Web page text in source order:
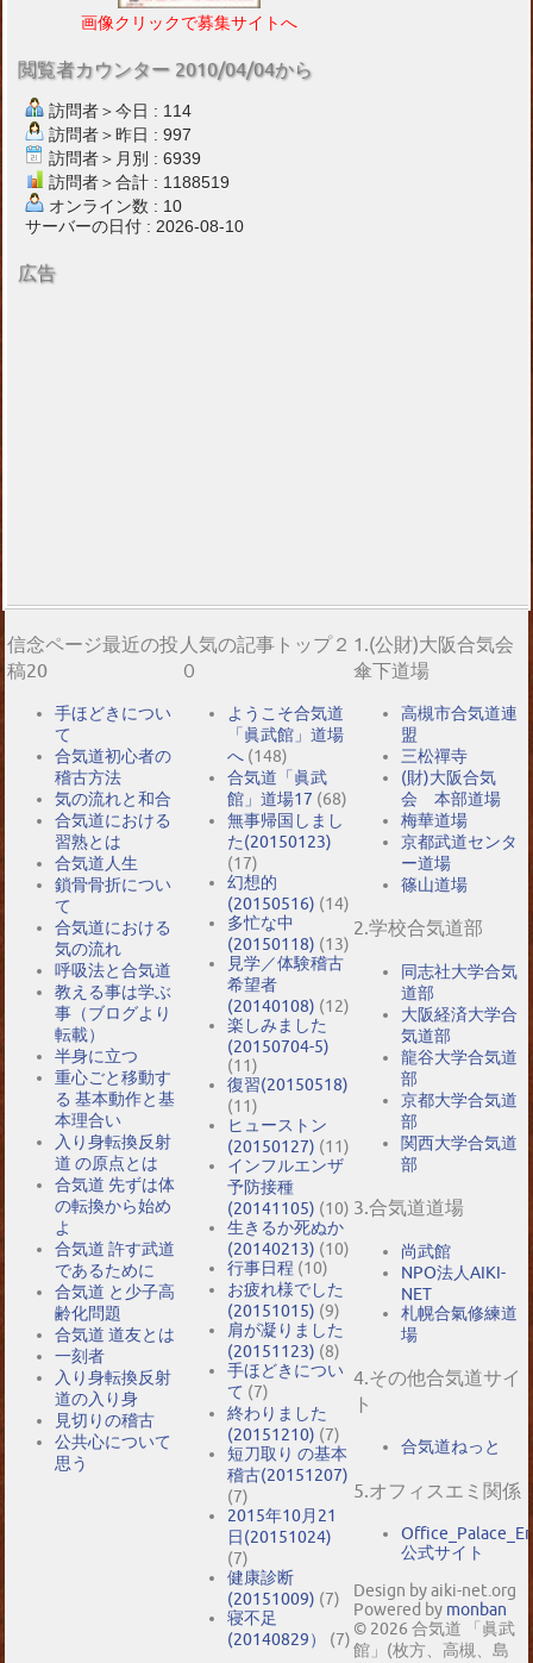
画像クリックで募集サイトへ
閲覧者カウンター 2010/04/04から
訪問者＞今日 : 114
訪問者＞昨日 : 997
訪問者＞月別 : 6939
訪問者＞合計 : 1188519
オンライン数 : 10
サーバーの日付 : 2026-08-10
広告
信念ページ最近の投
稿20
手ほどきについ
て
合気道初心者の
稽古方法
気の流れと和合
合気道における
習熟とは
合気道人生
鎖骨骨折につい
て
合気道における
気の流れ
呼吸法と合気道
教える事は学ぶ
事（ブログより
転載）
半身に立つ
重心ごと移動す
る 基本動作と基
本理合い
入り身転換反射
道 の原点とは
合気道 先ずは体
の転換から始め
よ
合気道 許す武道
であるために
合気道 と少子高
齢化問題
合気道 道友とは
一刻者
入り身転換反射
道の入り身
見切りの稽古
公共心について
思う
人気の記事トップ２
０
ようこそ合気道
「眞武館」道場
へ (148)
合気道「眞武
館」道場17 (68)
無事帰国しまし
た(20150123)
(17)
幻想的
(20150516) (14)
多忙な中
(20150118) (13)
見学／体験稽古
希望者
(20140108) (12)
楽しみました
(20150704-5)
(11)
復習(20150518)
(11)
ヒューストン
(20150127) (11)
インフルエンザ
予防接種
(20141105) (10)
生きるか死ぬか
(20140213) (10)
行事日程 (10)
お疲れ様でした
(20151015) (9)
肩が凝りました
(20151123) (8)
手ほどきについ
て (7)
終わりました
(20151210) (7)
短刀取り の基本
稽古(20151207)
(7)
2015年10月21
日(20151024)
(7)
健康診断
(20151009) (7)
寝不足
(20140829）
(7)
1.(公財)大阪合気会
傘下道場
高槻市合気道連
盟
三松禪寺
(財)大阪合気
会 本部道場
梅華道場
京都武道センタ
ー道場
篠山道場
2.学校合気道部
同志社大学合気
道部
大阪経済大学合
気道部
龍谷大学合気道
部
京都大学合気道
部
関西大学合気道
部
3.合気道道場
尚武館
NPO法人AIKI-
NET
札幌合氣修練道
場
4.その他合気道サイ
ト
合気道ねっと
5.オフィスエミ関係
公式サイト
Design by aiki-net.org
Powered by monban
© 2026 合気道 「眞武
館」(枚方、高槻、島